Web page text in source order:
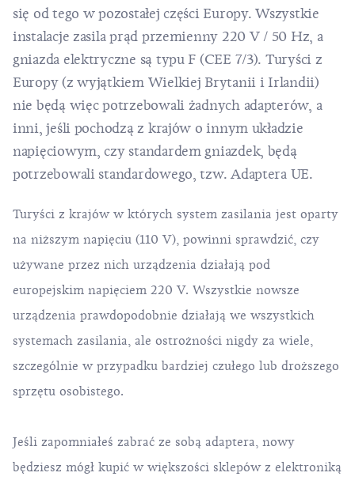
się od tego w pozostałej części Europy. Wszystkie
instalacje zasila prąd przemienny 220 V / 50 Hz, a
gniazda elektryczne są typu F (CEE 7/3). Turyści z
Europy (z wyjątkiem Wielkiej Brytanii i Irlandii)
nie będą więc potrzebowali żadnych adapterów, a
inni, jeśli pochodzą z krajów o innym układzie
napięciowym, czy standardem gniazdek, będą
potrzebowali standardowego, tzw. Adaptera UE.
Turyści z krajów w których system zasilania jest oparty
na niższym napięciu (110 V), powinni sprawdzić, czy
używane przez nich urządzenia działają pod
europejskim napięciem 220 V. Wszystkie nowsze
urządzenia prawdopodobnie działają we wszystkich
systemach zasilania, ale ostrożności nigdy za wiele,
szczególnie w przypadku bardziej czułego lub droższego
sprzętu osobistego.
Jeśli zapomniałeś zabrać ze sobą adaptera, nowy
będziesz mógł kupić w większości sklepów z elektroniką